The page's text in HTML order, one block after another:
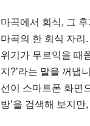
마곡에서 회식, 그
마곡의 한 회식 자리
위기가 무르익을 때
지?’라는 말을 꺼냅
선이 스마트폰 화면
방’을 검색해 보지